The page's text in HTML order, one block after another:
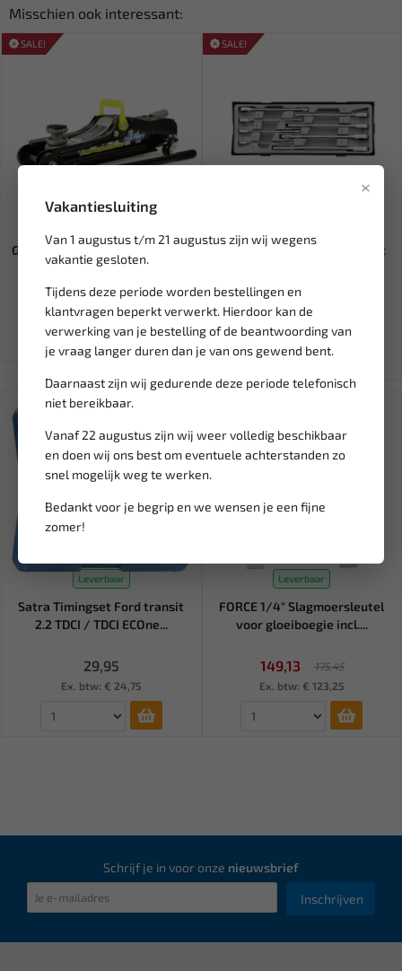
×
Vakantiesluiting
Van 1 augustus t/m 21 augustus zijn wij wegens
vakantie gesloten.
Tijdens deze periode worden bestellingen en
klantvragen beperkt verwerkt. Hierdoor kan de
verwerking van je bestelling of de beantwoording van
je vraag langer duren dan je van ons gewend bent.
Daarnaast zijn wij gedurende deze periode telefonisch
niet bereikbaar.
Vanaf 22 augustus zijn wij weer volledig beschikbaar
en doen wij ons best om eventuele achterstanden zo
snel mogelijk weg te werken.
Bedankt voor je begrip en we wensen je een fijne
zomer!
Misschien ook interessant:
SALE!
GEKO Hydraulische garagekrik
laag 2.5 ton G02032
79,94
95,00
Ex. btw: € 66,07
SALE!
FORCE Steek-ratelsleutelset
148,67
Ex. btw: € 122,87
Leverbaar
Satra Timingset Ford transit
2.2 TDCI / TDCI ECOne...
29,95
Ex. btw: € 24,75
Leverbaar
FORCE 1/4" Slagmoersleutel
voor gloeiboegie incl....
149,13
175,45
Ex. btw: € 123,25
Schrijf je in voor onze nieuwsbrief
Inschrijven